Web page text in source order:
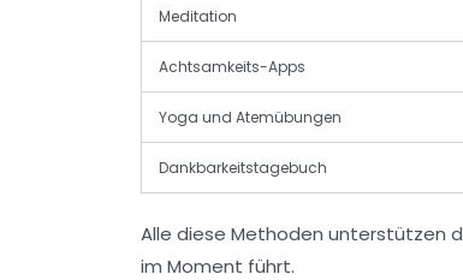
Meditation
Achtsamkeits-Apps
Yoga und Atemübungen
Dankbarkeitstagebuch
Alle diese Methoden unterstützen
im Moment führt.